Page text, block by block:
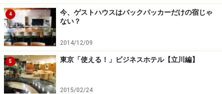
4
今、ゲストハウスはバックパッカーだけの宿じゃ
ない？
2014/12/09
5 東京「使える！」ビジネスホテル【立川編】
2015/02/24